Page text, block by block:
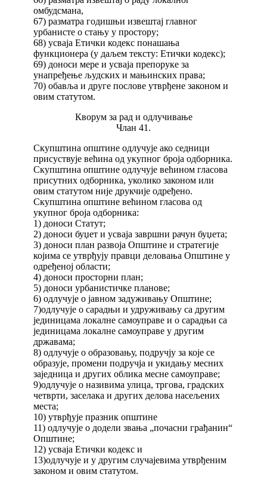
омбудсмана,
67) разматра годишњи извештај главног
урбанисте о стању у простору;
68) усваја Етички кодекс понашања
функционера (у даљем тексту: Етички кодекс);
69) доноси мере и усваја препоруке за
унапређење људских и мањинских права;
70) обавља и друге послове утврђене законом и
овим статутом.
Кворум за рад и одлучивање
Члан 41.
Скупштина општине одлучује ако седници
присуствује већина од укупног броја одборника.
Скупштина општине одлучује већином гласова
присутних одборника, уколико законом или
овим статутом није друкчије одређено.
Скупштина општине већином гласова од
укупног броја одборника:
1) доноси Статут;
2) доноси буџет и усваја завршни рачун буџета;
3) доноси план развоја Општине и стратегије
којима се утврђују правци деловања Општине у
одређеној области;
4) доноси просторни план;
5) доноси урбанистичке планове;
6) одлучује о јавном задуживању Општине;
7)одлучује о сарадњи и удруживању са другим
јединицама локалне самоуправе и о сарадњи са
јединицама локалне самоуправе у другим
државама;
8) одлучује о образовању, подручју за које се
образује, промени подручја и укидању месних
заједница и других облика месне самоуправе;
9)одлучује о називима улица, тргова, градских
четврти, заселака и других делова насељених
места;
10) утврђује празник општине
11) одлучује о додели звања „почасни грађанин“
Општине;
12) усваја Етички кодекс и
13)одлучује и у другим случајевима утврђеним
законом и овим статутом.